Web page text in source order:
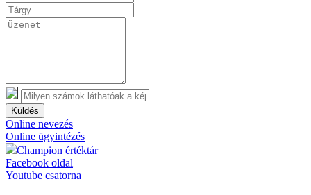
Küldés
Online nevezés
Online ügyintézés
Champion értéktár
Facebook oldal
Youtube csatorna